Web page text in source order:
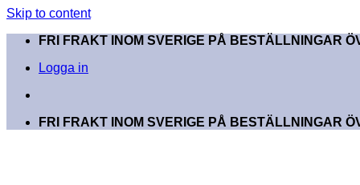
Skip to content
FRI FRAKT INOM SVERIGE PÅ BESTÄLLNINGAR
Logga in
FRI FRAKT INOM SVERIGE PÅ BESTÄLLNINGAR